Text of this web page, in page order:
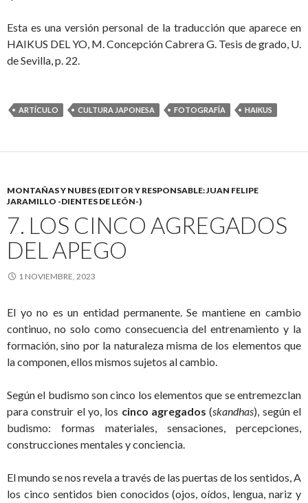
Esta es una versión personal de la traducción que aparece en
HAIKUS DEL YO, M. Concepción Cabrera G. Tesis de grado, U.
de Sevilla, p. 22.
ARTÍCULO CULTURA JAPONESA FOTOGRAFÍA HAIKUS
MONTAÑAS Y NUBES (EDITOR Y RESPONSABLE: JUAN FELIPE
JARAMILLO -DIENTES DE LEÓN-)
7. LOS CINCO AGREGADOS
DEL APEGO
1 NOVIEMBRE, 2023
El yo no es un entidad permanente. Se mantiene en cambio
continuo, no solo como consecuencia del entrenamiento y la
formación, sino por la naturaleza misma de los elementos que
la componen, ellos mismos sujetos al cambio.
Según el budismo son cinco los elementos que se entremezclan
para construir el yo, los cinco agregados (skandhas), según el
budismo: formas materiales, sensaciones, percepciones,
construcciones mentales y conciencia.
El mundo se nos revela a través de las puertas de los sentidos, A
los cinco sentidos bien conocidos (ojos, oídos, lengua, nariz y